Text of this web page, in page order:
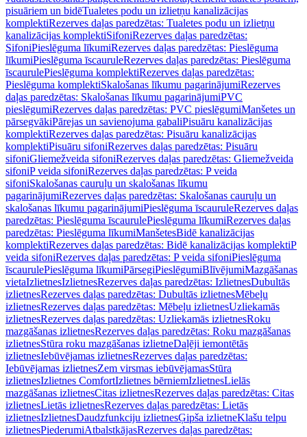
pisuāriem un bidēTualetes podu un izlietņu kanalizācijas
komplektiRezerves daļas paredzētas: Tualetes podu un izlietņu
kanalizācijas komplektiSifoniRezerves daļas paredzētas:
SifoniPieslēguma līkumiRezerves daļas paredzētas: Pieslēguma
līkumiPieslēguma īscauruleRezerves daļas paredzētas: Pieslēguma
īscaurulePieslēguma komplektiRezerves daļas paredzētas:
Pieslēguma komplektiSkalošanas līkumu pagarinājumiRezerves
daļas paredzētas: Skalošanas līkumu pagarinājumiPVC
pieslēgumiRezerves daļas paredzētas: PVC pieslēgumiManšetes un
pārsegvākiPārejas un savienojuma gabaliPisuāru kanalizācijas
komplektiRezerves daļas paredzētas: Pisuāru kanalizācijas
komplektiPisuāru sifoniRezerves daļas paredzētas: Pisuāru
sifoniGliemežveida sifoniRezerves daļas paredzētas: Gliemežveida
sifoniP veida sifoniRezerves daļas paredzētas: P veida
sifoniSkalošanas cauruļu un skalošanas līkumu
pagarinājumiRezerves daļas paredzētas: Skalošanas cauruļu un
skalošanas līkumu pagarinājumiPieslēguma īscauruleRezerves daļas
paredzētas: Pieslēguma īscaurulePieslēguma līkumiRezerves daļas
paredzētas: Pieslēguma līkumiManšetesBidē kanalizācijas
komplektiRezerves daļas paredzētas: Bidē kanalizācijas komplektiP
veida sifoniRezerves daļas paredzētas: P veida sifoniPieslēguma
īscaurulePieslēguma līkumiPārsegiPieslēgumiBlīvējumiMazgāšanas
vietaIzlietnesIzlietnesRezerves daļas paredzētas: IzlietnesDubultās
izlietnesRezerves daļas paredzētas: Dubultās izlietnesMēbeļu
izlietnesRezerves daļas paredzētas: Mēbeļu izlietnesUzliekamās
izlietnesRezerves daļas paredzētas: Uzliekamās izlietnesRoku
mazgāšanas izlietnesRezerves daļas paredzētas: Roku mazgāšanas
izlietnesStūra roku mazgāšanas izlietneDaļēji iemontētās
izlietnesIebūvējamas izlietnesRezerves daļas paredzētas:
Iebūvējamas izlietnesZem virsmas iebūvējamasStūra
izlietnesIzlietnes ComfortIzlietnes bērniemIzlietnesLielās
mazgāšanas izlietnesCitas izlietnesRezerves daļas paredzētas: Citas
izlietnesLietās izlietnesRezerves daļas paredzētas: Lietās
izlietnesIzlietnesDaudzfunkciju izlietnesĢipša izlietneKlašu telpu
izlietnesPiederumiAtbalstkājasRezerves daļas paredzētas: